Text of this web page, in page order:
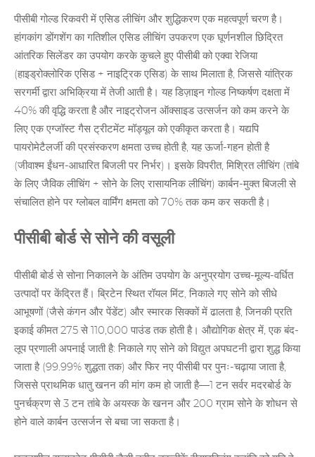
पीसीबी गोल्ड रिकवरी में एसिड लीचिंग और शुद्धिकरण एक महत्वपूर्ण चरण है।
हांगकांग डोंगशेंग का गतिशील एसिड लीचिंग उपकरण एक घूर्णनशील छिद्रित
आंतरिक सिलेंडर का उपयोग करके कुचले हुए पीसीबी को एक्वा रेजिया
(हाइड्रोक्लोरिक एसिड + नाइट्रिक एसिड) के साथ मिलाता है, जिससे यांत्रिक
सरगर्मी द्वारा अभिक्रिया में तेजी आती है। यह डिज़ाइन गोल्ड निष्कर्षण दक्षता में
40% की वृद्धि करता है और नाइट्रोजन ऑक्साइड उत्सर्जन को कम करने के
लिए एक एग्जॉस्ट गैस ट्रीटमेंट मॉड्यूल को एकीकृत करता है। यद्यपि
पायरोमेटैलर्जी की प्रसंस्करण क्षमता उच्च होती है, यह ऊर्जा-गहन होती है
(जीवाश्म ईंधन-आधारित बिजली पर निर्भर)। इसके विपरीत, मिश्रित लीचिंग (तांबे
के लिए जैविक लीचिंग + सोने के लिए रासायनिक लीचिंग) कार्बन-मुक्त बिजली से
संचालित होने पर ग्लोबल वार्मिंग क्षमता को 70% तक कम कर सकती है।
पीसीबी बोर्ड से सोने की वसूली
पीसीबी बोर्ड से सोना निकालने के अंतिम उपयोग के अनुप्रयोग उच्च-मूल्य-वर्धित
उत्पादों पर केंद्रित हैं। ब्रिटेन स्थित रॉयल मिंट, निकाले गए सोने को सीधे
आभूषणों (जैसे कंगन और पेंडेंट) और स्मारक सिक्कों में ढालता है, जिनकी प्रति
इकाई कीमत 275 से 110,000 पाउंड तक होती है। औद्योगिक क्षेत्र में, एक बंद-
लूप प्रणाली अपनाई जाती है: निकाले गए सोने को विद्युत अपघटनी द्वारा शुद्ध किया
जाता है (99.99% शुद्धता तक) और फिर नए पीसीबी पर पुनः-चढ़ाया जाता है,
जिससे प्राथमिक धातु खनन की मांग कम हो जाती है—1 टन सर्वर मदरबोर्ड के
पुनर्चक्रण से 3 टन तांबे के अयस्क के खनन और 200 ग्राम सोने के शोधन से
होने वाले कार्बन उत्सर्जन से बचा जा सकता है।